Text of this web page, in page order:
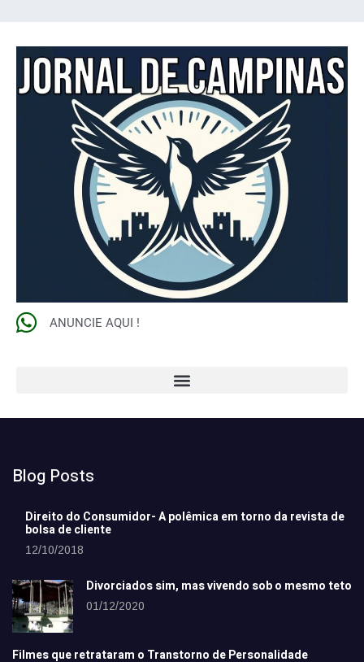
ANUNCIE AQUI !
Blog Posts
Direito do Consumidor- A polêmica em torno da revista de
bolsa de cliente
12/10/2018
Divorciados sim, mas vivendo sob o mesmo teto
01/12/2020
Filmes que retrataram o Transtorno de Personalidade